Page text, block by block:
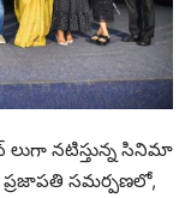
నటిస్తున్న సినిమా
సమర్పణలో,